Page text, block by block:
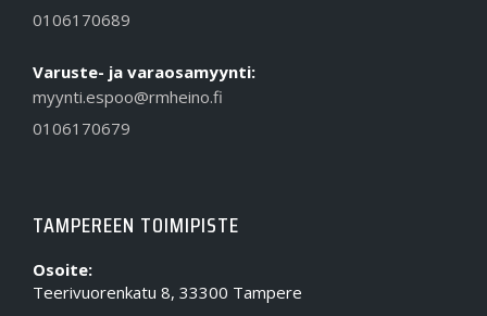
0106170689
Varuste- ja varaosamyynti:
myynti.espoo@rmheino.fi
0106170679
TAMPEREEN TOIMIPISTE
Osoite:
Teerivuorenkatu 8, 33300 Tampere